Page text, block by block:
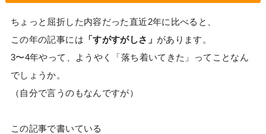
ちょっと屈折した内容だった直近2年に比べると、
この年の記事には 「すがすがしさ」 があります。
3〜4年やって、ようやく「落ち着いてきた」ってことなん
でしょうか。
（自分で言うのもなんですが）
この記事で書いている